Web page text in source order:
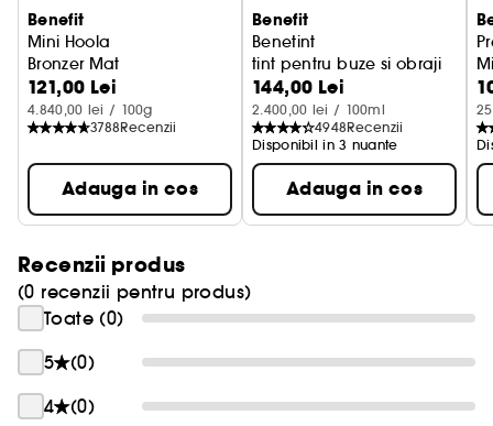
Benefit
Mini Hoola
Bronzer Mat
121,00 Lei
4.840,00 lei / 100g
3788Recenzii
Adauga in cos
Benefit
Benetint
tint pentru buze si obraji
144,00 Lei
2.400,00 lei / 100ml
4948Recenzii
Disponibil in 3 nuante
Adauga in cos
Recenzii produs
(0 recenzii pentru produs)
Toate (0)
5
(0)
4
(0)